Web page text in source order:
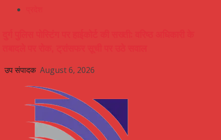
उप संपादक August 6, 2026